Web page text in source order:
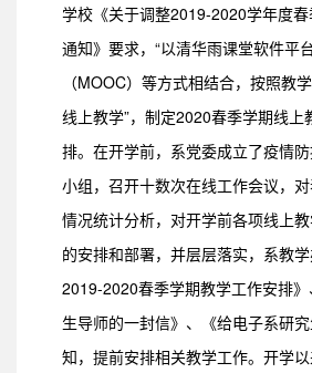
学校《关于调整2019-2020学年度
通知》要求，“以清华雨课堂软件平
（MOOC）等方式相结合，按照教
线上教学”，制定2020春季学期线上
排。在开学前，系党委成立了疫情
小组，召开十数次在线工作会议，
情况统计分析，对开学前各项线上
的安排和部署，并层层落实，系教
2019-2020春季学期教学工作安排
生导师的一封信》、《给电子系研
知，提前安排相关教学工作。开学